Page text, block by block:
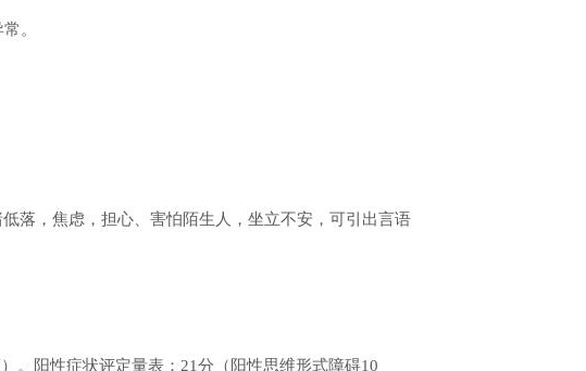
。
落，焦虑，担心、害怕陌生人，坐立不安，可引出言语
。阳性症状评定量表：21分（阳性思维形式障碍10